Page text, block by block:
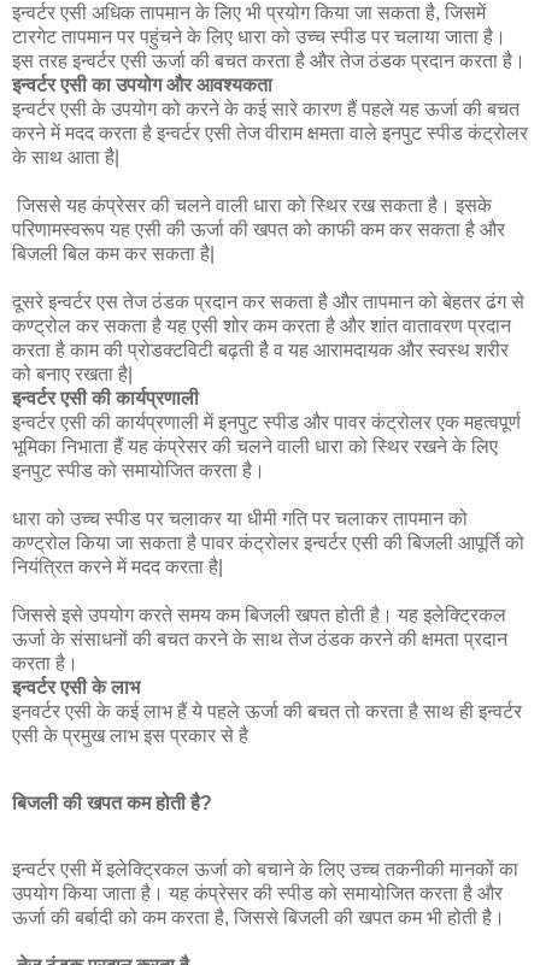
इन्वर्टर एसी अधिक तापमान के लिए भी प्रयोग किया जा सकता है, जिसमें
टारगेट तापमान पर पहुंचने के लिए धारा को उच्च स्पीड पर चलाया जाता है।
इस तरह इन्वर्टर एसी ऊर्जा की बचत करता है और तेज ठंडक प्रदान करता है।
इन्वर्टर एसी का उपयोग और आवश्यकता
इन्वर्टर एसी के उपयोग को करने के कई सारे कारण हैं पहले यह ऊर्जा की बचत
करने में मदद करता है इन्वर्टर एसी तेज वीराम क्षमता वाले इनपुट स्पीड कंट्रोलर
के साथ आता है|
जिससे यह कंप्रेसर की चलने वाली धारा को स्थिर रख सकता है। इसके
परिणामस्वरूप यह एसी की ऊर्जा की खपत को काफी कम कर सकता है और
बिजली बिल कम कर सकता है|
दूसरे इन्वर्टर एस तेज ठंडक प्रदान कर सकता है और तापमान को बेहतर ढंग से
कण्ट्रोल कर सकता है यह एसी शोर कम करता है और शांत वातावरण प्रदान
करता है काम की प्रोडक्टविटी बढ़ती है व यह आरामदायक और स्वस्थ शरीर
को बनाए रखता है|
इन्वर्टर एसी की कार्यप्रणाली
इन्वर्टर एसी की कार्यप्रणाली में इनपुट स्पीड और पावर कंट्रोलर एक महत्वपूर्ण
भूमिका निभाता हैं यह कंप्रेसर की चलने वाली धारा को स्थिर रखने के लिए
इनपुट स्पीड को समायोजित करता है।
धारा को उच्च स्पीड पर चलाकर या धीमी गति पर चलाकर तापमान को
कण्ट्रोल किया जा सकता है पावर कंट्रोलर इन्वर्टर एसी की बिजली आपूर्ति को
नियंत्रित करने में मदद करता है|
जिससे इसे उपयोग करते समय कम बिजली खपत होती है। यह इलेक्ट्रिकल
ऊर्जा के संसाधनों की बचत करने के साथ तेज ठंडक करने की क्षमता प्रदान
करता है।
इन्वर्टर एसी के लाभ
इनवर्टर एसी के कई लाभ हैं ये पहले ऊर्जा की बचत तो करता है साथ ही इन्वर्टर
एसी के प्रमुख लाभ इस प्रकार से है
बिजली की खपत कम होती है?
इन्वर्टर एसी में इलेक्ट्रिकल ऊर्जा को बचाने के लिए उच्च तकनीकी मानकों का
उपयोग किया जाता है। यह कंप्रेसर की स्पीड को समायोजित करता है और
ऊर्जा की बर्बादी को कम करता है, जिससे बिजली की खपत कम भी होती है।